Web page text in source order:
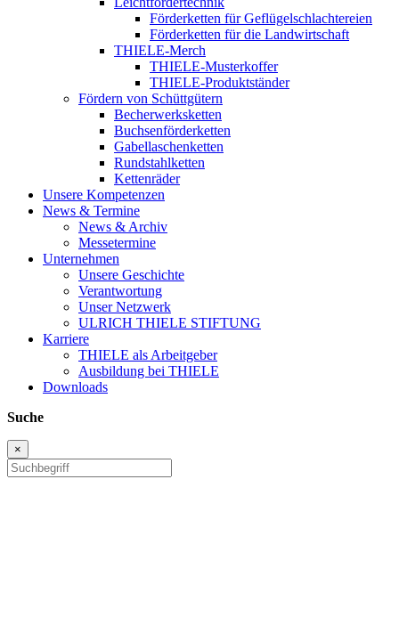
Förderketten für Geflügelschlachtereien
Förderketten für die Landwirtschaft
THIELE-Merch
THIELE-Musterkoffer
THIELE-Produktständer
Fördern von Schüttgütern
Becherwerksketten
Buchsenförderketten
Gabellaschenketten
Rundstahlketten
Kettenräder
Unsere Kompetenzen
News & Termine
News & Archiv
Messetermine
Unternehmen
Unsere Geschichte
Verantwortung
Unser Netzwerk
ULRICH THIELE STIFTUNG
Karriere
THIELE als Arbeitgeber
Ausbildung bei THIELE
Downloads
Suche
×